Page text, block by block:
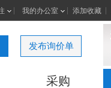
我的办公室 添加收藏
发布询价单
采购